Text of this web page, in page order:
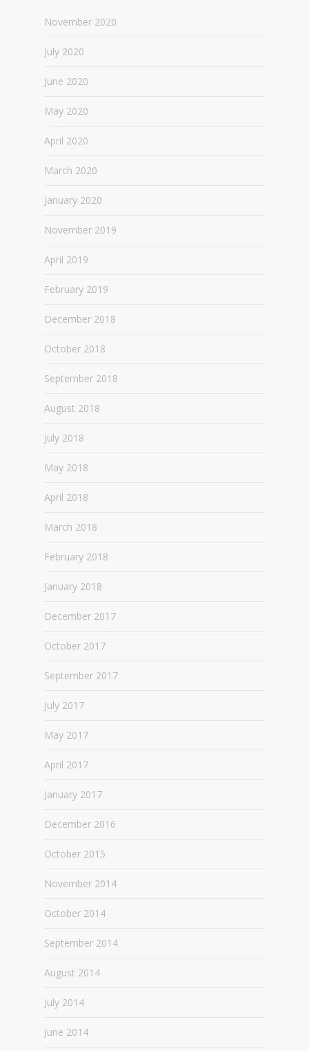
November 2020
July 2020
June 2020
May 2020
April 2020
March 2020
January 2020
November 2019
April 2019
February 2019
December 2018
October 2018
September 2018
August 2018
July 2018
May 2018
April 2018
March 2018
February 2018
January 2018
December 2017
October 2017
September 2017
July 2017
May 2017
April 2017
January 2017
December 2016
October 2015
November 2014
October 2014
September 2014
August 2014
July 2014
June 2014